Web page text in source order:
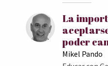
La
poder
Mikel Pando